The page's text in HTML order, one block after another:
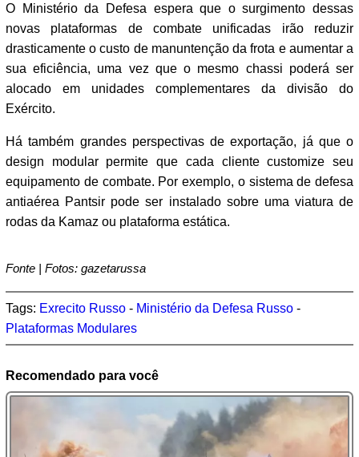
O Ministério da Defesa espera que o surgimento dessas
novas plataformas de combate unificadas irão reduzir
drasticamente o custo de manuntenção da frota e aumentar a
sua eficiência, uma vez que o mesmo chassi poderá ser
alocado em unidades complementares da divisão do
Exército.
Há também grandes perspectivas de exportação, já que o
design modular permite que cada cliente customize seu
equipamento de combate. Por exemplo, o sistema de defesa
antiaérea Pantsir pode ser instalado sobre uma viatura de
rodas da Kamaz ou plataforma estática.
Fonte | Fotos: gazetarussa
Tags: Exrecito Russo - Ministério da Defesa Russo -
Plataformas Modulares
Recomendado para você